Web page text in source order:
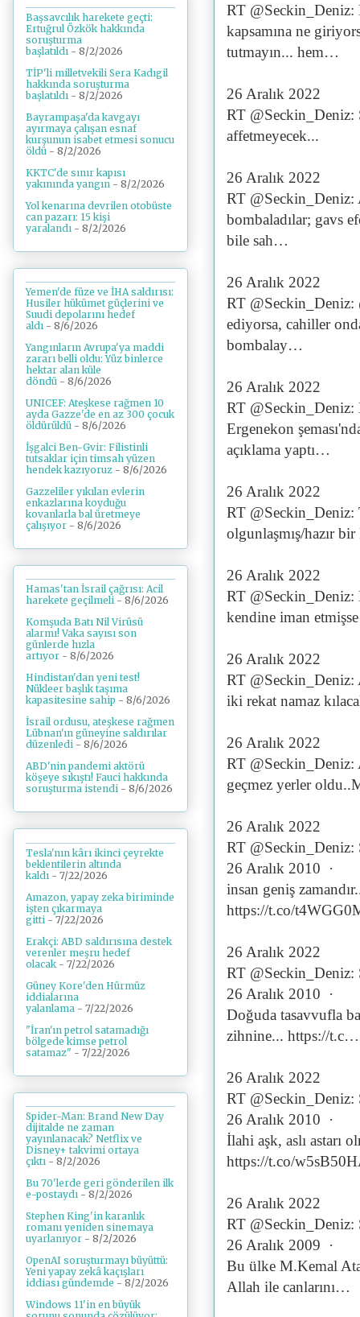
RT @Seckin_Deniz:
kapsamına ne
tutmayın... hem…
26 Aralık 2022
RT @Seckin_Deniz:
affetmeyecek...
26 Aralık 2022
RT @Seckin_Deniz:
bombaladılar; gavs
bile sah…
26 Aralık 2022
RT @Seckin_Deniz:
ediyorsa, cahiller
bombalay…
26 Aralık 2022
RT @Seckin_Deniz:
Ergenekon
açıklama yaptı…
26 Aralık 2022
RT @Seckin_Deniz:
olgunlaşmış/hazır
26 Aralık 2022
RT
kendine iman
26 Aralık 2022
RT @Seckin_Deniz:
iki rekat namaz
26 Aralık 2022
RT @Seckin_Deniz:
geçmez yerler
26 Aralık 2022
RT @Seckin_Deniz:
26 Aralık 2010 ·
insan geniş
https://t.co/
26 Aralık 2022
RT @Seckin_Deniz:
26 Aralık 2010 ·
Doğuda tasavvufla
zihnine... https://t.c…
26 Aralık 2022
RT @Seckin_Deniz:
26 Aralık 2010 ·
İlahi aşk, aslı astarı
https://t.co/
26 Aralık 2022
RT @Seckin_Deniz:
26 Aralık 2009 ·
Bu ülke M.Kemal
Allah ile canlarını…
Başsavcılık harekete geçti:
Ertuğrul Özkök hakkında
soruşturma
başlatıldı - 8/2/2026
TİP'li milletvekili Sera Kadıgil
hakkında soruşturma
başlatıldı - 8/2/2026
Bayrampaşa'da kavgayı
ayırmaya çalışan esnaf
kurşunun isabet etmesi sonucu
öldü - 8/2/2026
KKTC'de sınır kapısı
yakınında yangın - 8/2/2026
Yol kenarına devrilen otobüste
can pazarı: 15 kişi
yaralandı - 8/2/2026
Yemen'de füze ve İHA saldırısı:
Husiler hükümet güçlerini ve
Suudi depolarını hedef
aldı - 8/6/2026
Yangınların Avrupa'ya maddi
zararı belli oldu: Yüz binlerce
hektar alan küle
döndü - 8/6/2026
UNICEF: Ateşkese rağmen 10
ayda Gazze'de en az 300 çocuk
öldürüldü - 8/6/2026
İşgalci Ben-Gvir: Filistinli
tutsaklar için timsah yüzen
hendek kazıyoruz - 8/6/2026
Gazzeliler yıkılan evlerin
enkazlarına koyduğu
kovanlarla bal üretmeye
çalışıyor - 8/6/2026
Hamas'tan İsrail çağrısı: Acil
harekete geçilmeli - 8/6/2026
Komşuda Batı Nil Virüsü
alarmı! Vaka sayısı son
günlerde hızla
artıyor - 8/6/2026
Hindistan'dan yeni test!
Nükleer başlık taşıma
kapasitesine sahip - 8/6/2026
İsrail ordusu, ateşkese rağmen
Lübnan'ın güneyine saldırılar
düzenledi - 8/6/2026
ABD'nin pandemi aktörü
köşeye sıkıştı! Fauci hakkında
soruşturma istendi - 8/6/2026
Tesla'nın kârı ikinci çeyrekte
beklentilerin altında
kaldı - 7/22/2026
Amazon, yapay zeka biriminde
işten çıkarmaya
gitti - 7/22/2026
Erakçi: ABD saldırısına destek
verenler meşru hedef
olacak - 7/22/2026
Güney Kore'den Hürmüz
iddialarına
yalanlama - 7/22/2026
"İran'ın petrol satamadığı
bölgede kimse petrol
satamaz" - 7/22/2026
Spider-Man: Brand New Day
dijitalde ne zaman
yayınlanacak? Netflix ve
Disney+ takvimi ortaya
çıktı - 8/2/2026
Bu 70'lerde geri gönderilen ilk
e-postaydı - 8/2/2026
Stephen King'in karanlık
romanı yeniden sinemaya
uyarlanıyor - 8/2/2026
OpenAI soruşturmayı büyüttü:
Yeni yapay zekâ kaçışları
iddiası gündemde - 8/2/2026
Windows 11'in en büyük